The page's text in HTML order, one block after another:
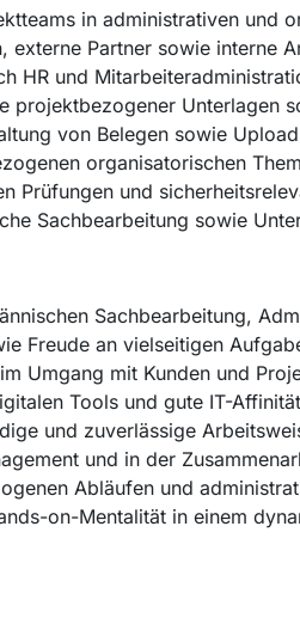
in administrativen und
externe Partner sowie interne
HR und
projektbezogener Unterlagen
von Belegen sowie
organisatorischen
Prüfungen und
Sachbearbeitung sowie
Sachbearbeitung,
Freude an vielseitigen
Umgang mit Kunden und
Tools und gute IT-Affinität
und zuverlässige
und in der
Abläufen und
on-Mentalität in einem